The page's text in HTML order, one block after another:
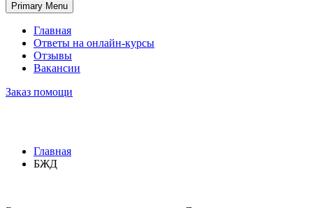
Primary Menu
Главная
Ответы на онлайн-курсы
Отзывы
Вакансии
Заказ помощи
Главная
БЖД